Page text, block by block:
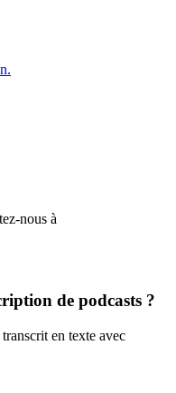
nous à
de podcasts ?
en texte avec